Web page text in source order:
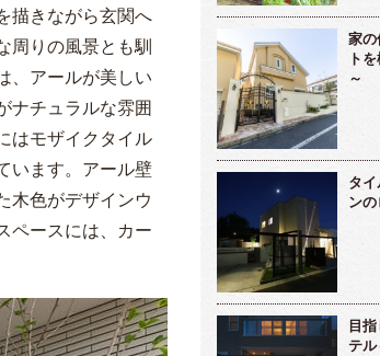
描きながら玄関へ
周りの風景とも馴
、アールが美しい
ナチュラルな雰囲
はモザイクタイル
います。アール壁
木色がデザインウ
ペースには、カー
家
ト
～
タ
ン
目
テ